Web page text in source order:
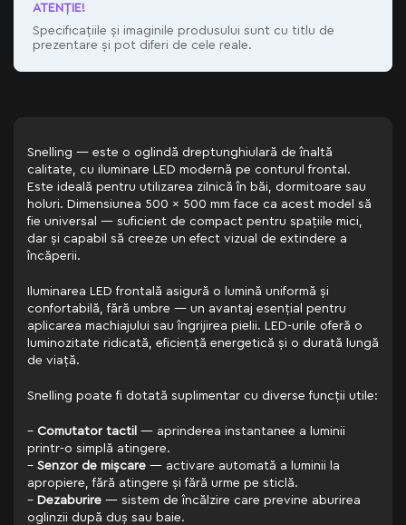
ATENŢIE!
Specificațiile și imaginile produsului sunt cu titlu de
prezentare și pot diferi de cele reale.
Snelling — este o oglindă dreptunghiulară de înaltă
calitate, cu iluminare LED modernă pe conturul frontal.
Este ideală pentru utilizarea zilnică în băi, dormitoare sau
holuri. Dimensiunea 500 x 500 mm face ca acest model să
fie universal — suficient de compact pentru spațiile mici,
dar și capabil să creeze un efect vizual de extindere a
încăperii.
Iluminarea LED frontală asigură o lumină uniformă și
confortabilă, fără umbre — un avantaj esențial pentru
aplicarea machiajului sau îngrijirea pielii. LED-urile oferă o
luminozitate ridicată, eficiență energetică și o durată lungă
de viață.
Snelling poate fi dotată suplimentar cu diverse funcții utile:
– Comutator tactil — aprinderea instantanee a luminii
printr-o simplă atingere.
– Senzor de mișcare — activare automată a luminii la
apropiere, fără atingere și fără urme pe sticlă.
– Dezaburire — sistem de încălzire care previne aburirea
oglinzii după duș sau baie.